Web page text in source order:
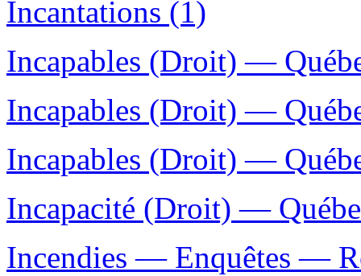
Incantations (1)
Incapables (Droit) —
Incapables (Droit) —
Incapables (Droit) —
Incapacité (Droit) —
Incendies — Enquêtes —